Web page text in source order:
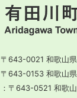
〒643-0021 和歌山
〒643-0153 和歌山
〒643-0521 和歌